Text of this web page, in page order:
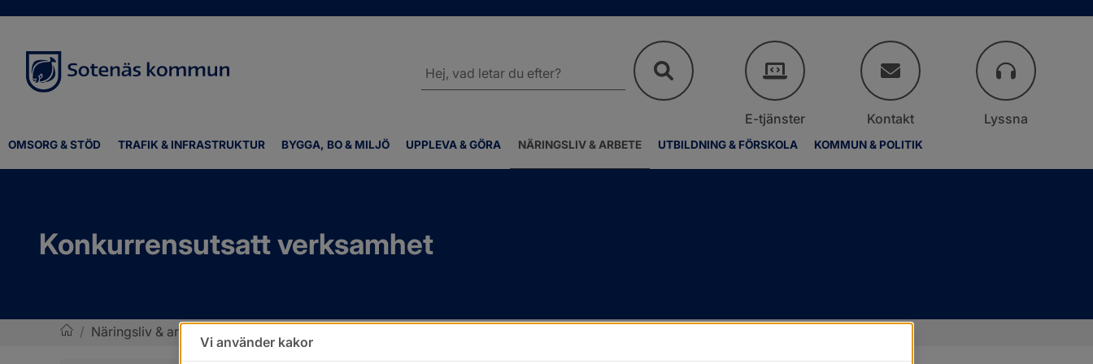
OMSORG & STÖD TRAFIK & INFRASTRUKTUR BYGGA, BO & MILJÖ UPPLEVA & GÖRA NÄRINGSLIV & ARBETE UTBILDNING & FÖRSKOLA KOMMUN & POLITIK
webbplatsen
E-tjänster Kontakt Lyssna
Konkurrensutsatt verksamhet
/ Näringsliv & arbete
Vi använder kakor